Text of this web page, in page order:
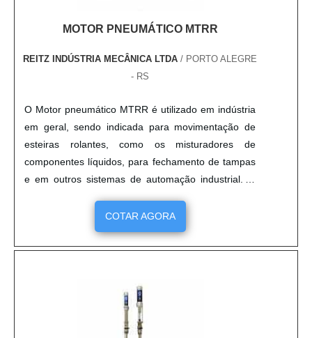
MOTOR PNEUMÁTICO MTRR
REITZ INDÚSTRIA MECÂNICA LTDA / PORTO ALEGRE
- RS
O Motor pneumático MTRR é utilizado em indústria
em geral, sendo indicada para movimentação de
esteiras rolantes, como os misturadores de
componentes líquidos, para fechamento de tampas
e em outros sistemas de automação industrial. O
Motor pneumático MTRR substitue os motores de
outras formas de tecnologias como, por exemplo,
os elétricos. São leves, compactos, muito mais
duráveis e seguros, o Motor pneumático MTRR não
COTAR AGORA